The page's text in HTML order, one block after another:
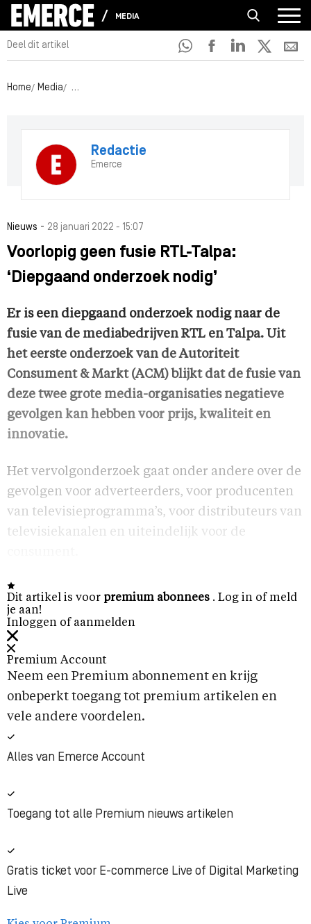
MEDIA
Deel dit artikel
Home Media Voorlopig geen fusie RTL-Talpa: ‘Diepgaand onderzoek
Redactie
Emerce
Nieuws - 28 januari 2022 - 15:07
Voorlopig geen fusie RTL-Talpa:
‘Diepgaand onderzoek nodig’
Er is een diepgaand onderzoek nodig naar de
fusie van de mediabedrijven RTL en Talpa. Uit
het eerste onderzoek van de Autoriteit
Consument & Markt (ACM) blijkt dat de fusie van
deze twee grote media-organisaties negatieve
gevolgen kan hebben voor prijs, kwaliteit en
innovatie.
Het vervolgonderzoek gaat onder andere over de
gevolgen voor adverteerders, voor producenten
van televisieprogramma’s, voor distributeurs van
televisiekanalen en uiteindelijk voor de
Dit artikel is voor premium abonnees . Log in of meld
je aan!
Inloggen of aanmelden
Premium Account
Neem een Premium abonnement en krijg
onbeperkt toegang tot premium artikelen en
vele andere voordelen.
Alles van Emerce Account
Toegang tot alle Premium nieuws artikelen
Gratis ticket voor E-commerce Live of Digital Marketing
Live